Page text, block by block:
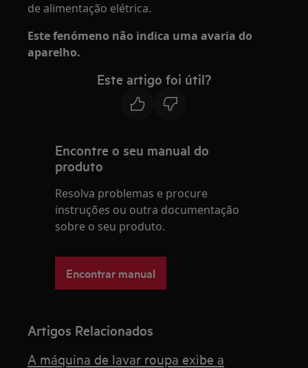
de alimentação elétrica.
Este fenómeno não indica uma avaria do
aparelho.
Este artigo foi útil?
Encontre o seu manual do
produto
Resolva problemas e procure
instruções ou outra documentação
sobre o seu produto.
Encontrar manual
Artigos Relacionados
A máquina de lavar roupa exibe a